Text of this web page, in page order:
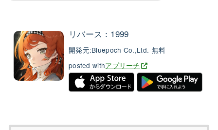
リバース：1999
開発元:Bluepoch Co.,Ltd. 無料
posted withアプリーチ